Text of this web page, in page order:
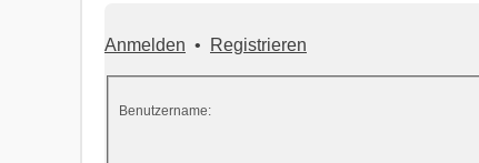
Anmelden • Registrieren
Benutzername: